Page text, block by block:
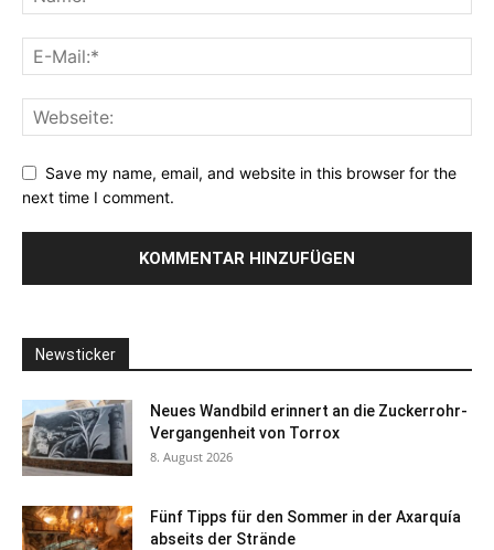
Save my name, email, and website in this browser for the
next time I comment.
Newsticker
Neues Wandbild erinnert an die Zuckerrohr-
Vergangenheit von Torrox
8. August 2026
Fünf Tipps für den Sommer in der Axarquía
abseits der Strände